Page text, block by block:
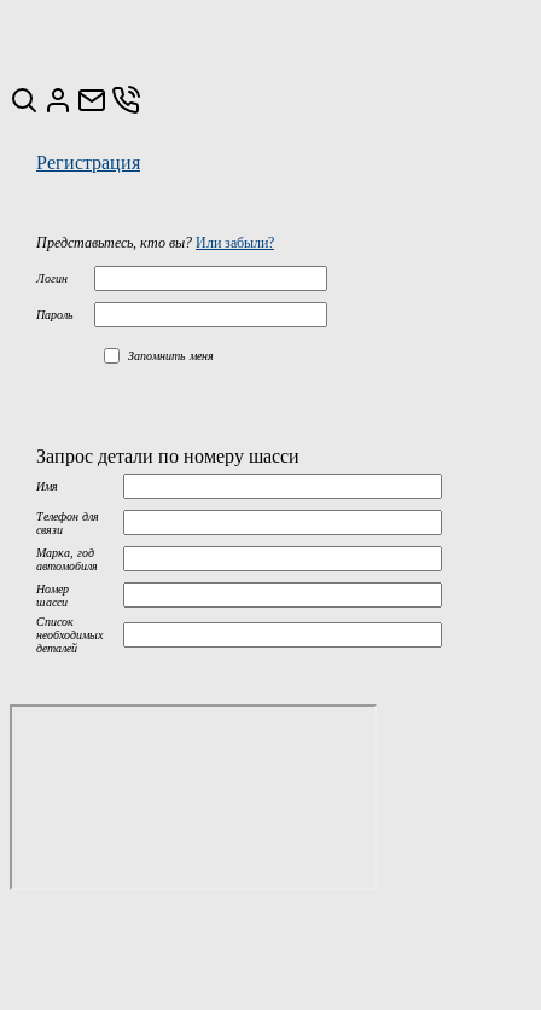
Регистрация
Представьтесь, кто вы? Или забыли?
Логин
Пароль
Запомнить меня
Запрос детали по номеру шасси
Имя
Телефон для
связи
Марка, год
автомобиля
Номер
шасси
Список
необходимых
деталей